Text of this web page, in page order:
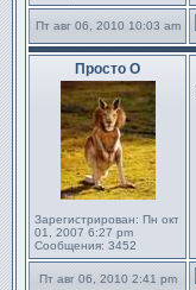
Пт авг 06, 2010 10:03 am
Просто О
Зарегистрирован: Пн окт
01, 2007 6:27 pm
Сообщения: 3452
Пт авг 06, 2010 2:41 pm